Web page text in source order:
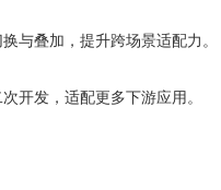
与叠加，提升跨场景适配力。
开发，适配更多下游应用。